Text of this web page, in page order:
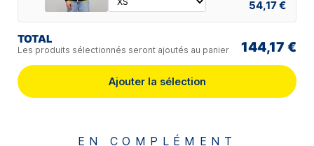
54,17 €
TOTAL
Les produits sélectionnés seront ajoutés au panier 144,17 €
Ajouter la sélection
EN COMPLÉMENT